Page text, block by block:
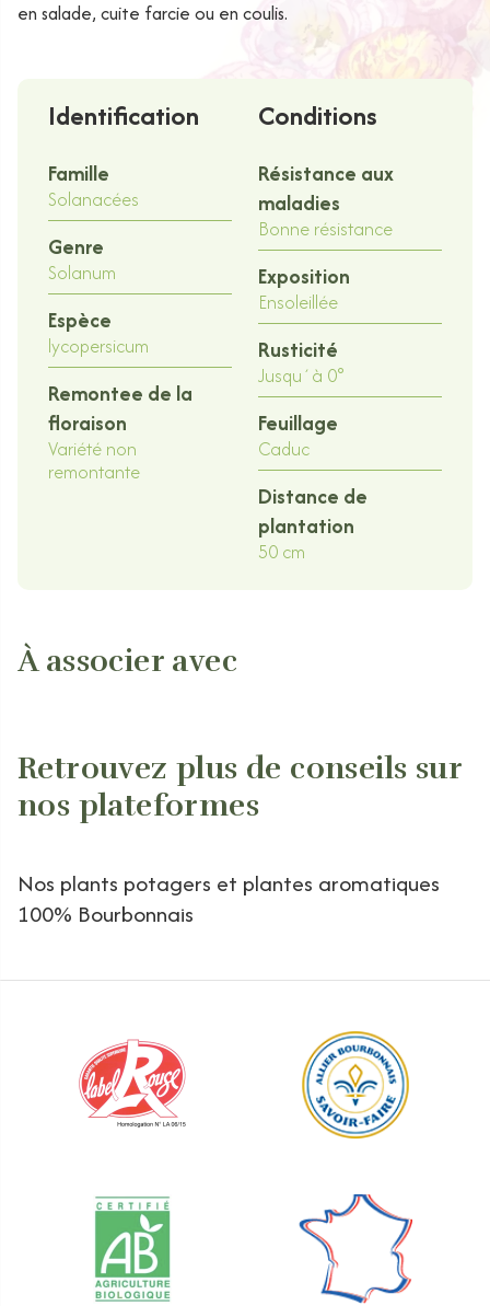
en salade, cuite farcie ou en coulis.
Identification
Famille
Solanacées
Genre
Solanum
Espèce
lycopersicum
Remontee de la
floraison
Variété non
remontante
Conditions
Résistance aux
maladies
Bonne résistance
Exposition
Ensoleillée
Rusticité
Jusqu´à 0°
Feuillage
Caduc
Distance de
plantation
50 cm
À associer avec
Retrouvez plus de conseils sur
nos plateformes
Nos plants potagers et plantes aromatiques
100% Bourbonnais